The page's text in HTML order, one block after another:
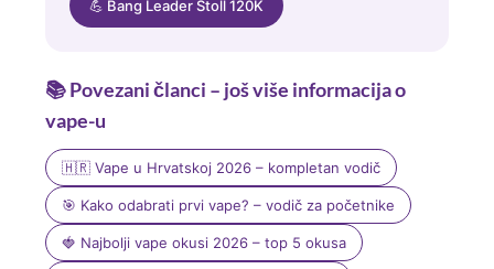
💪 Bang Leader Stoll 120K
📚 Povezani članci – još više informacija o
vape-u
🇭🇷 Vape u Hrvatskoj 2026 – kompletan vodič
🎯 Kako odabrati prvi vape? – vodič za početnike
🍓 Najbolji vape okusi 2026 – top 5 okusa